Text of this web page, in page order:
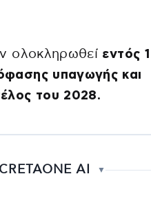
ολοκληρωθεί εντός
υπαγωγής και
του 2028.
AI ▼